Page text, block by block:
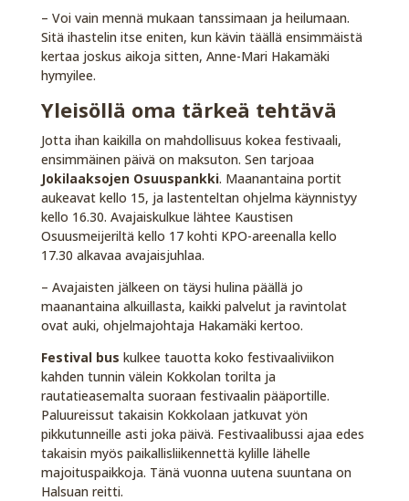
– Voi vain mennä mukaan tanssimaan ja heilumaan.
Sitä ihastelin itse eniten, kun kävin täällä ensimmäistä
kertaa joskus aikoja sitten, Anne-Mari Hakamäki
hymyilee.
Yleisöllä oma tärkeä tehtävä
Jotta ihan kaikilla on mahdollisuus kokea festivaali,
ensimmäinen päivä on maksuton. Sen tarjoaa
Jokilaaksojen Osuuspankki. Maanantaina portit
aukeavat kello 15, ja lastenteltan ohjelma käynnistyy
kello 16.30. Avajaiskulkue lähtee Kaustisen
Osuusmeijeriltä kello 17 kohti KPO-areenalla kello
17.30 alkavaa avajaisjuhlaa.
– Avajaisten jälkeen on täysi hulina päällä jo
maanantaina alkuillasta, kaikki palvelut ja ravintolat
ovat auki, ohjelmajohtaja Hakamäki kertoo.
Festival bus kulkee tauotta koko festivaaliviikon
kahden tunnin välein Kokkolan torilta ja
rautatieasemalta suoraan festivaalin pääportille.
Paluureissut takaisin Kokkolaan jatkuvat yön
pikkutunneille asti joka päivä. Festivaalibussi ajaa edes
takaisin myös paikallisliikennettä kylille lähelle
majoituspaikkoja. Tänä vuonna uutena suuntana on
Halsuan reitti.